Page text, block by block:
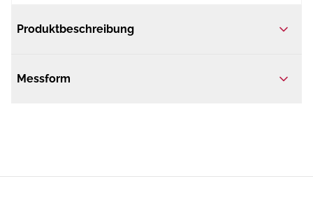
Produktbeschreibung
Messform